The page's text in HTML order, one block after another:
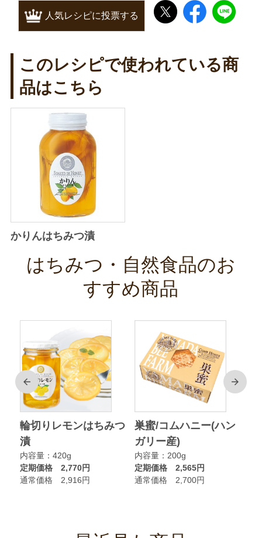
人気レシピに投票する
このレシピで使われている商
品はこちら
かりんはちみつ漬
はちみつ・自然食品のお
すすめ商品
前
輪切りレモンはちみつ
漬
内容量：420g
定期価格 2,770円
通常価格 2,916円
巣蜜/コムハニー(ハン
ガリー産)
内容量：200g
定期価格 2,565円
通常価格 2,700円
次